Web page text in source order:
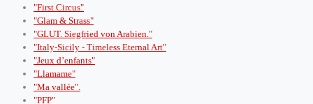
"First Circus"
"Glam & Strass"
"GLUT. Siegfried von Arabien."
"Italy-Sicily - Timeless Eternal Art"
"Jeux d’enfants"
"Llamame"
"Ma vallée".
"PFP"